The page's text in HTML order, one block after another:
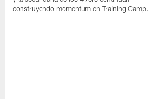
construyendo momentum en Training Camp.